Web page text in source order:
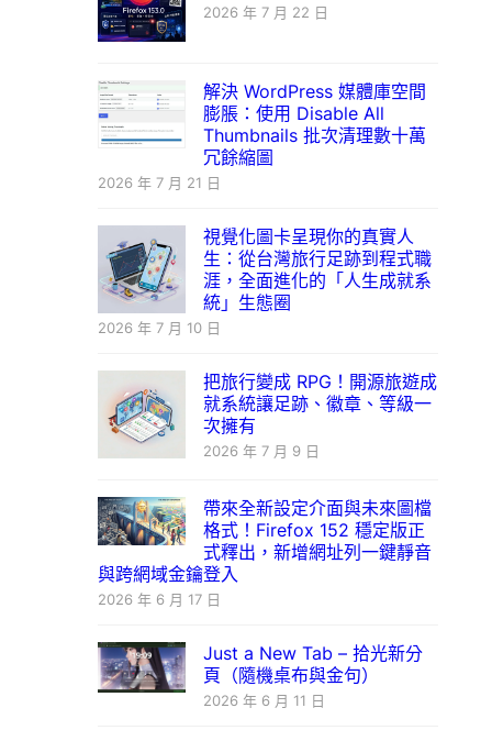
2026 年 7 月 22 日
解決 WordPress 媒體庫空間
膨脹：使用 Disable All
Thumbnails 批次清理數十萬
冗餘縮圖
2026 年 7 月 21 日
視覺化圖卡呈現你的真實人
生：從台灣旅行足跡到程式職
涯，全面進化的「人生成就系
統」生態圈
2026 年 7 月 10 日
把旅行變成 RPG！開源旅遊成
就系統讓足跡、徽章、等級一
次擁有
2026 年 7 月 9 日
帶來全新設定介面與未來圖檔
格式！Firefox 152 穩定版正
式釋出，新增網址列一鍵靜音
與跨網域金鑰登入
2026 年 6 月 17 日
Just a New Tab – 拾光新分
頁（隨機桌布與金句）
2026 年 6 月 11 日